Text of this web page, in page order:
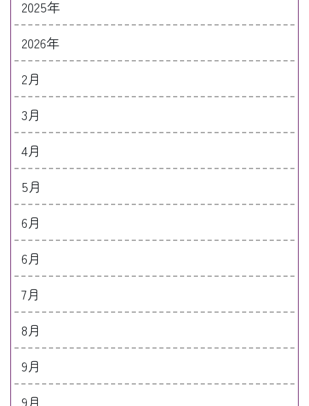
2025年
2026年
2月
3月
4月
5月
6月
6月
7月
8月
9月
9月